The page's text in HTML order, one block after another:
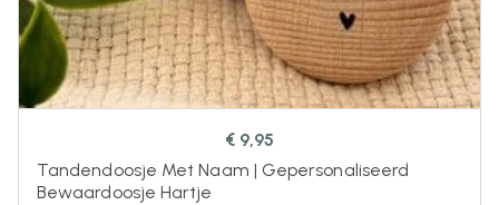
€9,95
Tandendoosje Met Naam | Gepersonaliseerd
Bewaardoosje Hartje